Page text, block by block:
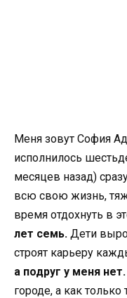
Меня зовут София
исполнилось
месяцев назад)
всю свою жизнь,
время отдохнуть в
лет семь. Дети
строят карьеру
а подруг у меня нет.
городе, а как только